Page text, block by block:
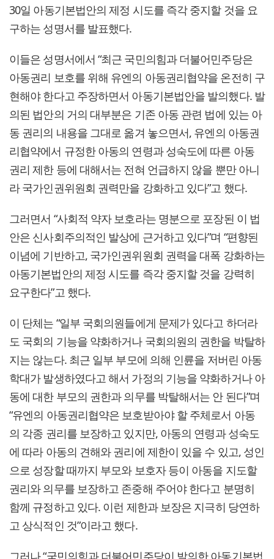
30일 아동기본법안의 제정 시도를 즉각 중지할 것을 요
구하는 성명서를 발표했다.
이들은 성명서에서 “최근 국민의힘과 더불어민주당은
아동권리 보호를 위해 유엔의 아동권리협약을 온전히 구
현해야 한다고 주장하면서 아동기본법안을 발의했다. 발
의된 법안의 거의 대부분은 기존 아동 관련 법에 있는 아
동 권리의 내용을 그대로 옮겨 놓으면서, 유엔의 아동권
리협약에서 규정한 아동의 연령과 성숙도에 따른 아동
권리 제한 등에 대해서는 전혀 언급하지 않을 뿐만 아니
라 국가인권위원회 권력만을 강화하고 있다”고 했다.
그러면서 “사회적 약자 보호라는 명분으로 포장된 이 법
안은 신사회주의적인 발상에 근거하고 있다”며 “편향된
이념에 기반하고, 국가인권위원회 권력을 대폭 강화하는
아동기본법안의 제정 시도를 즉각 중지할 것을 강력히
요구한다”고 했다.
이 단체는 “일부 국회의원들에게 문제가 있다고 하더라
도 국회의 기능을 약화하거나 국회의원의 권한을 박탈하
지는 않는다. 최근 일부 부모에 의해 인륜을 저버린 아동
학대가 발생하였다고 해서 가정의 기능을 약화하거나 아
동에 대한 부모의 권한과 의무를 박탈해서는 안 된다”며
“유엔의 아동권리협약은 보호받아야 할 주체로서 아동
의 각종 권리를 보장하고 있지만, 아동의 연령과 성숙도
에 따라 아동의 견해와 권리에 제한이 있을 수 있고, 성인
으로 성장할 때까지 부모와 보호자 등이 아동을 지도할
권리와 의무를 보장하고 존중해 주어야 한다고 분명히
함께 규정하고 있다. 이런 제한과 보장은 지극히 당연하
고 상식적인 것”이라고 했다.